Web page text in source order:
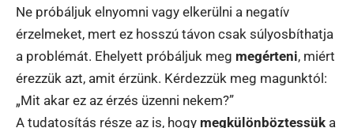
Ne próbáljuk elnyomni vagy elkerülni a negatív
érzelmeket, mert ez hosszú távon csak súlyosbíthatja
a problémát. Ehelyett próbáljuk meg megérteni, miért
érezzük azt, amit érzünk. Kérdezzük meg magunktól:
„Mit akar ez az érzés üzenni nekem?”
A tudatosítás része az is, hogy megkülönböztessük a